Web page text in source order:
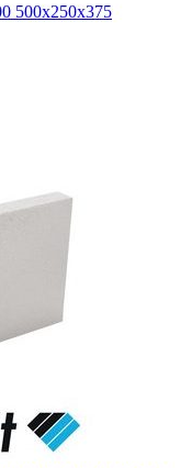
500х250х375